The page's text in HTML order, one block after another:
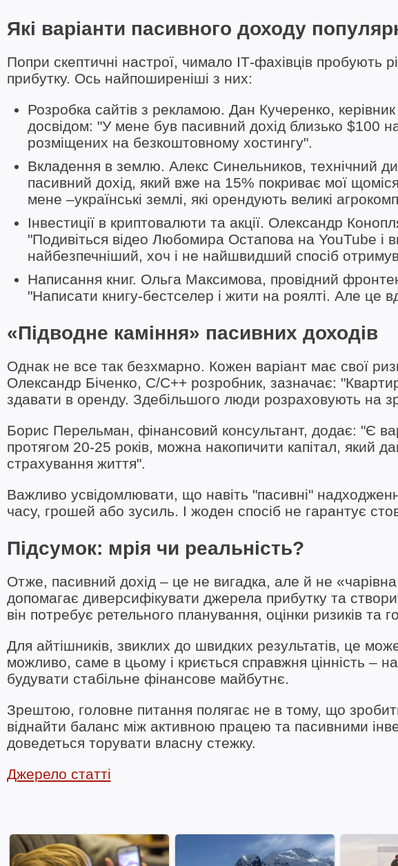
Які варіанти пасивного доходу
Попри скептичні настрої, чимало ІТ-фахівців пробують
прибутку. Ось найпоширеніші з них:
Розробка сайтів з рекламою. Дан Кучеренко,
досвідом: "У мене був пасивний дохід близько $100
розміщених на безкоштовному хостингу".
Вкладення в землю. Алекс Синельников, технічний
пасивний дохід, який вже на 15% покриває мої
мене –українські землі, які орендують великі
Інвестиції в криптовалюти та акції. Олександр
"Подивіться відео Любомира Остапова на YouTube і
найбезпечніший, хоч і не найшвидший спосіб
Написання книг. Ольга Максимова, провідний
"Написати книгу-бестселер і жити на роялті. Але це
«Підводне каміння» пасивних доходів
Однак не все так безхмарно. Кожен варіант має свої
Олександр Біченко, C/C++ розробник, зазначає:
здавати в оренду. Здебільшого люди розраховують на
Борис Перельман, фінансовий консультант, додає: "Є
протягом 20-25 років, можна накопичити капітал, який
страхування життя".
Важливо усвідомлювати, що навіть "пасивні"
часу, грошей або зусиль. І жоден спосіб не гарантує
Підсумок: мрія чи реальність?
Отже, пасивний дохід – це не вигадка, але й не «чарівна
допомагає диверсифікувати джерела прибутку та
він потребує ретельного планування, оцінки ризиків та
Для айтішників, звиклих до швидких результатів, це
можливо, саме в цьому і криється справжня цінність –
будувати стабільне фінансове майбутнє.
Зрештою, головне питання полягає не в тому, що
віднайти баланс між активною працею та пасивними
доведеться торувати власну стежку.
Джерело статті